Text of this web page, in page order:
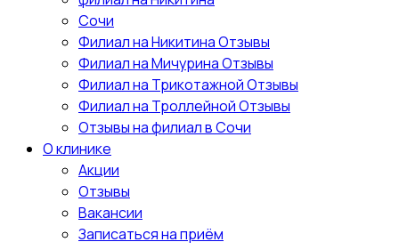
Сочи
Филиал на Никитина Отзывы
Филиал на Мичурина Отзывы
Филиал на Трикотажной Отзывы
Филиал на Троллейной Отзывы
Отзывы на филиал в Сочи
О клинике
Акции
Отзывы
Вакансии
Записаться на приём